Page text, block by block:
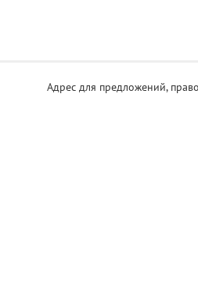
Адрес для предложений,